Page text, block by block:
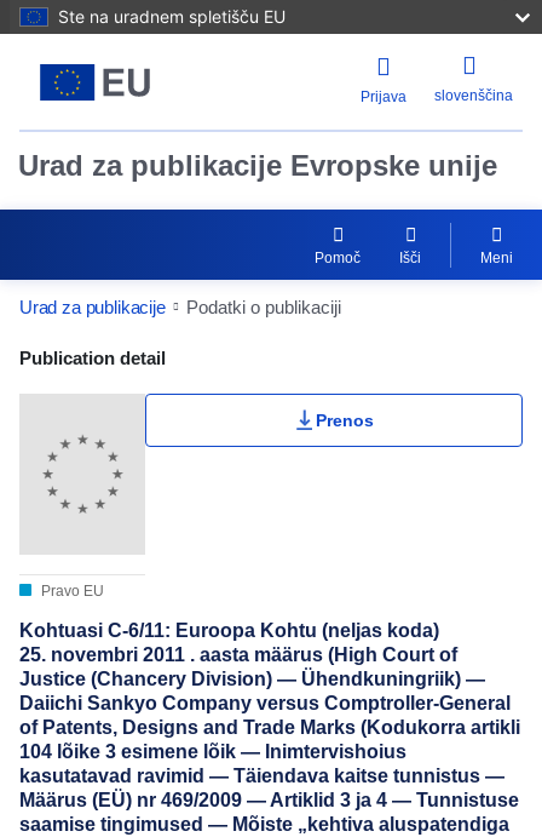
Ste na uradnem spletišču EU
Prijava slovenščina
Urad za publikacije Evropske unije
Pomoč Išči Meni
Urad za publikacije Podatki o publikaciji
Publication Detail Actions Portlet
Publication detail
Pravo EU
Prenos
Kohtuasi C-6/11: Euroopa Kohtu (neljas koda)
25. novembri 2011 . aasta määrus (High Court of
Justice (Chancery Division) — Ühendkuningriik) —
Daiichi Sankyo Company versus Comptroller-General
of Patents, Designs and Trade Marks (Kodukorra artikli
104 lõike 3 esimene lõik — Inimtervishoius
kasutatavad ravimid — Täiendava kaitse tunnistus —
Määrus (EÜ) nr 469/2009 — Artiklid 3 ja 4 — Tunnistuse
saamise tingimused — Mõiste „kehtiva aluspatendiga